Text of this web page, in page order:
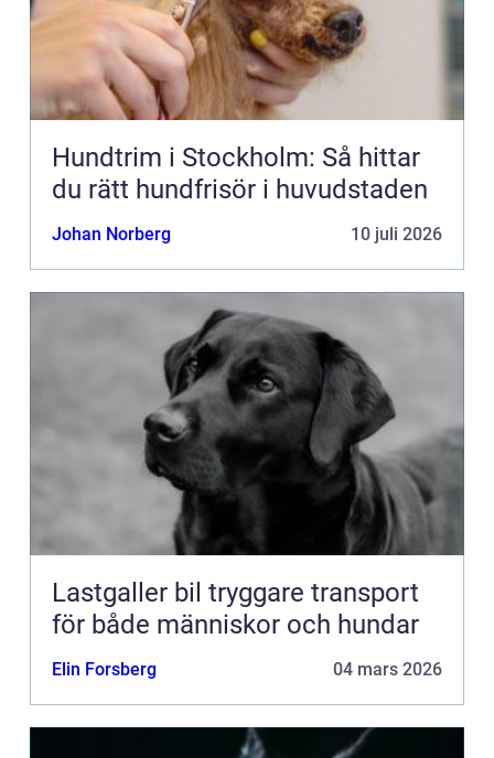
Hundtrim i Stockholm: Så hittar
du rätt hundfrisör i huvudstaden
Johan Norberg 10 juli 2026
Lastgaller bil tryggare transport
för både människor och hundar
Elin Forsberg 04 mars 2026